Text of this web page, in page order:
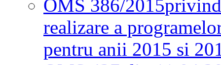
OMS 386/2015
realizare a
pentru anii 2015 si